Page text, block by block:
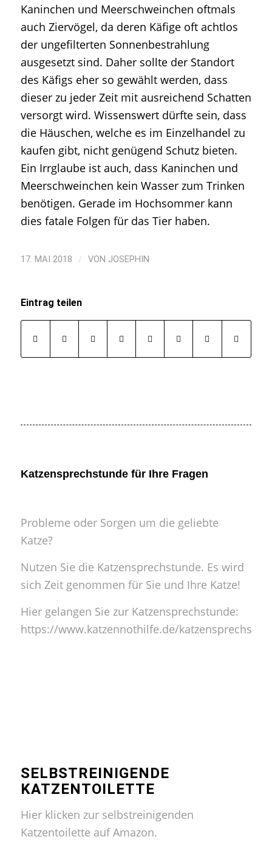
Kaninchen und Meerschweinchen oftmals
auch Ziervögel, da deren Käfige oft achtlos
der ungefilterten Sonnenbestrahlung
ausgesetzt sind. Daher sollte der Standort
des Käfigs eher so gewählt werden, dass
dieser zu jeder Zeit mit ausreichend Schatten
versorgt wird. Wissenswert dürfte sein, dass
die Häuschen, welche es im Einzelhandel zu
kaufen gibt, nicht genügend Schutz bieten.
Ein Irrglaube ist auch, dass Kaninchen und
Meerschweinchen kein Wasser zum Trinken
benötigen. Gerade im Hochsommer kann
dies fatale Folgen für das Tier haben.
17. MAI 2018 / VON JOSEPHIN
Eintrag teilen
Katzensprechstunde für Ihre Fragen
Probleme oder Sorgen um die geliebte
Katze?
Nutzen Sie die Katzensprechstunde. Es wird
sich Zeit genommen für Sie und Ihre Katze!
Hier gelangen Sie zur Katzensprechstunde:
https://www.katzennothilfe.de/
SELBSTREINIGENDE
KATZENTOILETTE
Hier klicken zur selbstreinigenden
Katzentoilette auf Amazon.